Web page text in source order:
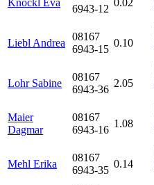
Knöckl Eva
6943-12
0.02
Liebl Andrea
08167
6943-15
0.10
Lohr Sabine
08167
6943-36
2.05
Maier
Dagmar
08167
6943-16
1.08
Mehl Erika
08167
6943-35
0.14